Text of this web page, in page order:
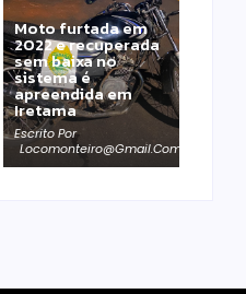
Moto furtada em
2022 e recuperada
sem baixa no
sistema é
apreendida em
Iretama
Escrito Por
Locomonteiro@gmail.com